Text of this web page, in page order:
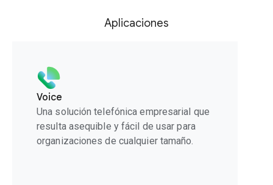
Aplicaciones
Voice
Una solución telefónica empresarial que
resulta asequible y fácil de usar para
organizaciones de cualquier tamaño.